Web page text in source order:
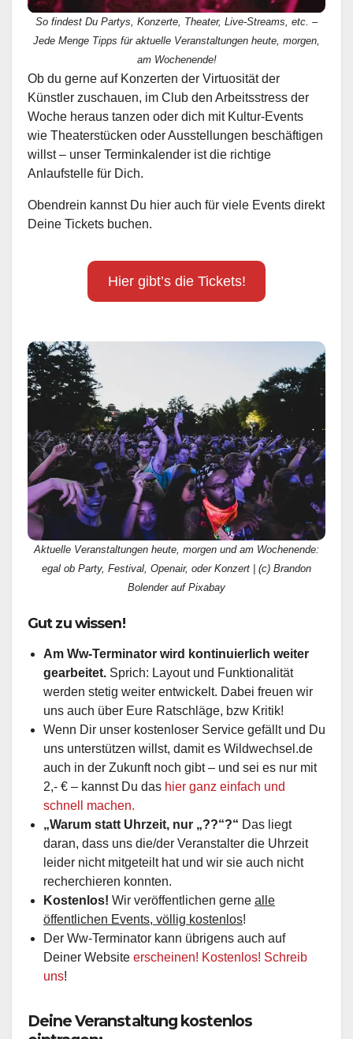
So findest Du Partys, Konzerte, Theater, Live-Streams, etc. –
Jede Menge Tipps für aktuelle Veranstaltungen heute, morgen,
am Wochenende!
Ob du gerne auf Konzerten der Virtuosität der
Künstler zuschauen, im Club den Arbeitsstress der
Woche heraus tanzen oder dich mit Kultur-Events
wie Theaterstücken oder Ausstellungen beschäftigen
willst – unser Terminkalender ist die richtige
Anlaufstelle für Dich.
Obendrein kannst Du hier auch für viele Events direkt
Deine Tickets buchen.
Hier gibt’s die Tickets!
Aktuelle Veranstaltungen heute, morgen und am Wochenende:
egal ob Party, Festival, Openair, oder Konzert | (c) Brandon
Bolender auf Pixabay
Gut zu wissen!
Am Ww-Terminator wird kontinuierlich weiter
gearbeitet. Sprich: Layout und Funktionalität
werden stetig weiter entwickelt. Dabei freuen wir
uns auch über Eure Ratschläge, bzw Kritik!
Wenn Dir unser kostenloser Service gefällt und Du
uns unterstützen willst, damit es Wildwechsel.de
auch in der Zukunft noch gibt – und sei es nur mit
2,- € – kannst Du das hier ganz einfach und
schnell machen.
„Warum statt Uhrzeit, nur „??“?“ Das liegt
daran, dass uns die/der Veranstalter die Uhrzeit
leider nicht mitgeteilt hat und wir sie auch nicht
recherchieren konnten.
Kostenlos! Wir veröffentlichen gerne alle
öffentlichen Events, völlig kostenlos!
Der Ww-Terminator kann übrigens auch auf
Deiner Website erscheinen! Kostenlos! Schreib
uns!
Deine Veranstaltung kostenlos